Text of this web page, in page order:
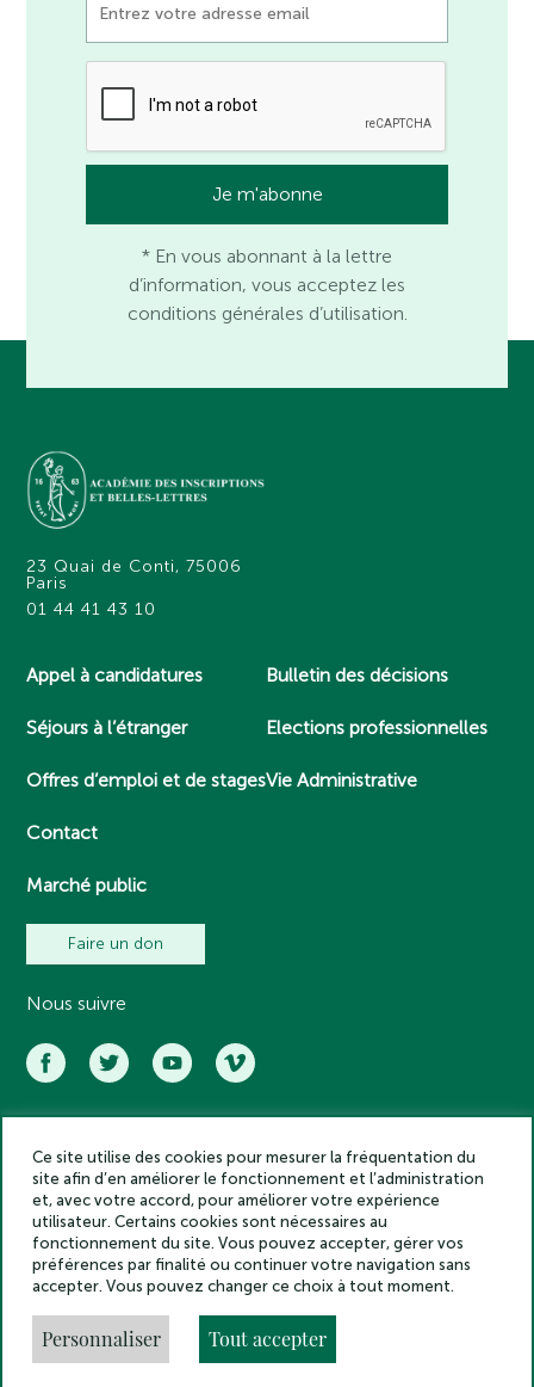
* En vous abonnant à la lettre
d’information, vous acceptez les
conditions générales d’utilisation.
23 Quai de Conti, 75006
Paris
01 44 41 43 10
Appel à candidatures
Séjours à l’étranger
Offres d’emploi et de stages
Contact
Marché public
Bulletin des décisions
Elections professionnelles
Vie Administrative
Faire un don
Nous suivre
Académie des inscriptions et belles lettres – Tous droits réservés
2025
Politique de confidentialité
Mentions légales
Crédits
Gestion des cookies
Made by
Ce site utilise des cookies pour mesurer la fréquentation du
site afin d’en améliorer le fonctionnement et l’administration
et, avec votre accord, pour améliorer votre expérience
utilisateur. Certains cookies sont nécessaires au
fonctionnement du site. Vous pouvez accepter, gérer vos
préférences par finalité ou continuer votre navigation sans
accepter. Vous pouvez changer ce choix à tout moment.
Personnaliser Tout accepter